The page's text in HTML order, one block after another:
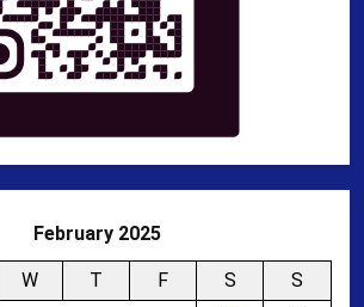
February 2025
W T F S
S